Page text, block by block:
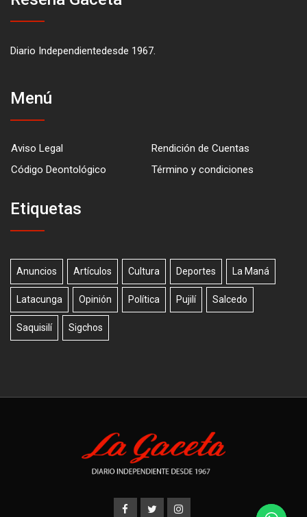
Diario Independientedesde 1967.
Menú
Aviso Legal
Rendición de Cuentas
Código Deontológico
Término y condiciones
Etiquetas
Anuncios Artículos Cultura Deportes La Maná
Latacunga Opinión Política Pujilí Salcedo
Saquisilí Sigchos